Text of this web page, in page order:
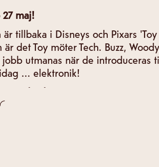
maj!
är tillbaka i Disneys och Pixars
det Toy möter Tech. Buzz,
utmanas när de introduceras
... elektronik!
tal och sv text